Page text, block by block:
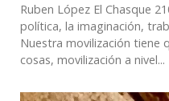
Ruben López El Chasque
política, la imaginación,
Nuestra movilización tiene
cosas, movilización a nivel...